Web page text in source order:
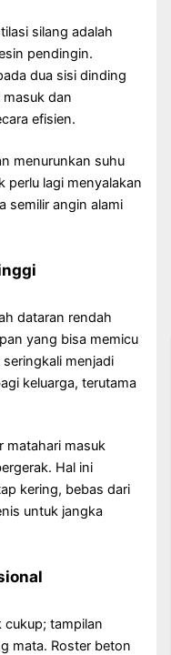
silang adalah
pendingin.
dua sisi dinding
dan
efisien.
menurunkan suhu
perlu lagi menyalakan
semilir angin alami
dataran rendah
yang bisa memicu
menjadi
keluarga, terutama
matahari masuk
Hal ini
kering, bebas dari
untuk jangka
cukup; tampilan
mata. Roster beton